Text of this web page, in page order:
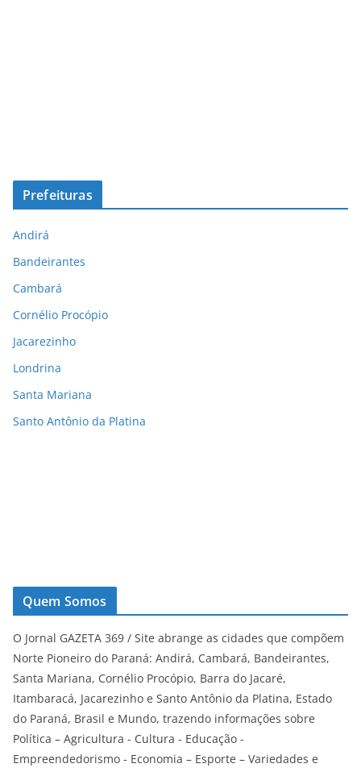
Prefeituras
Andirá
Bandeirantes
Cambará
Cornélio Procópio
Jacarezinho
Londrina
Santa Mariana
Santo Antônio da Platina
Quem Somos
O Jornal GAZETA 369 / Site abrange as cidades que compõem
Norte Pioneiro do Paraná: Andirá, Cambará, Bandeirantes,
Santa Mariana, Cornélio Procópio, Barra do Jacaré,
Itambaracá, Jacarezinho e Santo Antônio da Platina, Estado
do Paraná, Brasil e Mundo, trazendo informações sobre
Política – Agricultura - Cultura - Educação -
Empreendedorismo - Economia – Esporte – Variedades e